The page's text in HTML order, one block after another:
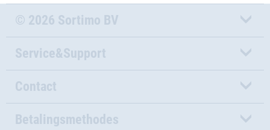
© 2026 Sortimo BV
Service&Support
Contact
Betalingsmethodes